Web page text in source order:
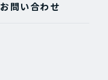
お問い合わせ